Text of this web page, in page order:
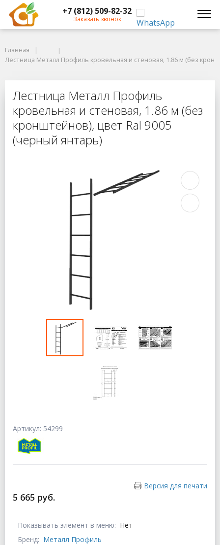
+7 (812) 509-82-32
Заказать звонок
Лестница Металл Профиль кровельная и стеновая, 1.86 м (без
Лестница Металл Профиль
Главная
Лестница Металл Профиль кровельная и стеновая, 1.86 м (без
Лестница Металл Профиль
кровельная и стеновая, 1.86 м (без
кронштейнов), цвет Ral 9005
(черный янтарь)
Артикул: 54299
Версия для печати
5 665 руб.
Показывать элемент в меню: Нет
Бренд: Металл Профиль